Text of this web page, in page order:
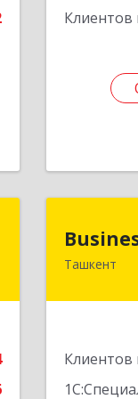
Клиентов
Ташкент
Клиентов